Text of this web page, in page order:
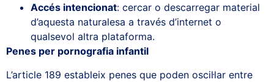
Accés intencionat: cercar o descarregar material
d’aquesta naturalesa a través d’internet o
qualsevol altra plataforma.
Penes per pornografia infantil
L’article 189 estableix penes que poden oscil·lar entre